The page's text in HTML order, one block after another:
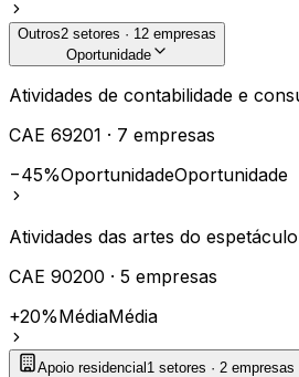
Outros2 setores · 12 empresas
Oportunidade
Atividades de contabilidade e
CAE 69201 · 7 empresas
−45%OportunidadeOportunidade
Atividades das artes do espetáculo
CAE 90200 · 5 empresas
+20%MédiaMédia
Apoio residencial1 setores · 2 empresas